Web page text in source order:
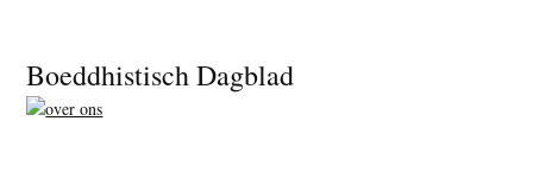
Footer
Boeddhistisch Dagblad